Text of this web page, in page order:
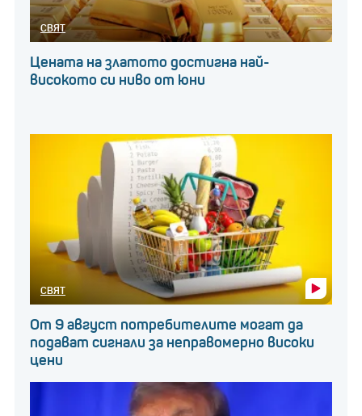
СВЯТ
Цената на златото достигна най-
високото си ниво от юни
СВЯТ
От 9 август потребителите могат да
подават сигнали за неправомерно високи
цени